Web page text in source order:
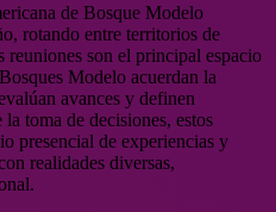
de Bosque Modelo
rotando entre territorios de
son el principal espacio
Modelo acuerdan la
avances y definen
toma de decisiones, estos
presencial de experiencias y
realidades diversas,